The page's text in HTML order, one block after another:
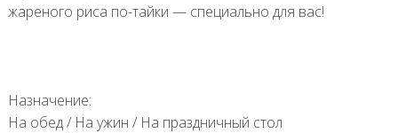
жареного риса по-тайки — специально для вас!
Назначение:
На обед/На ужин /На праздничный стол